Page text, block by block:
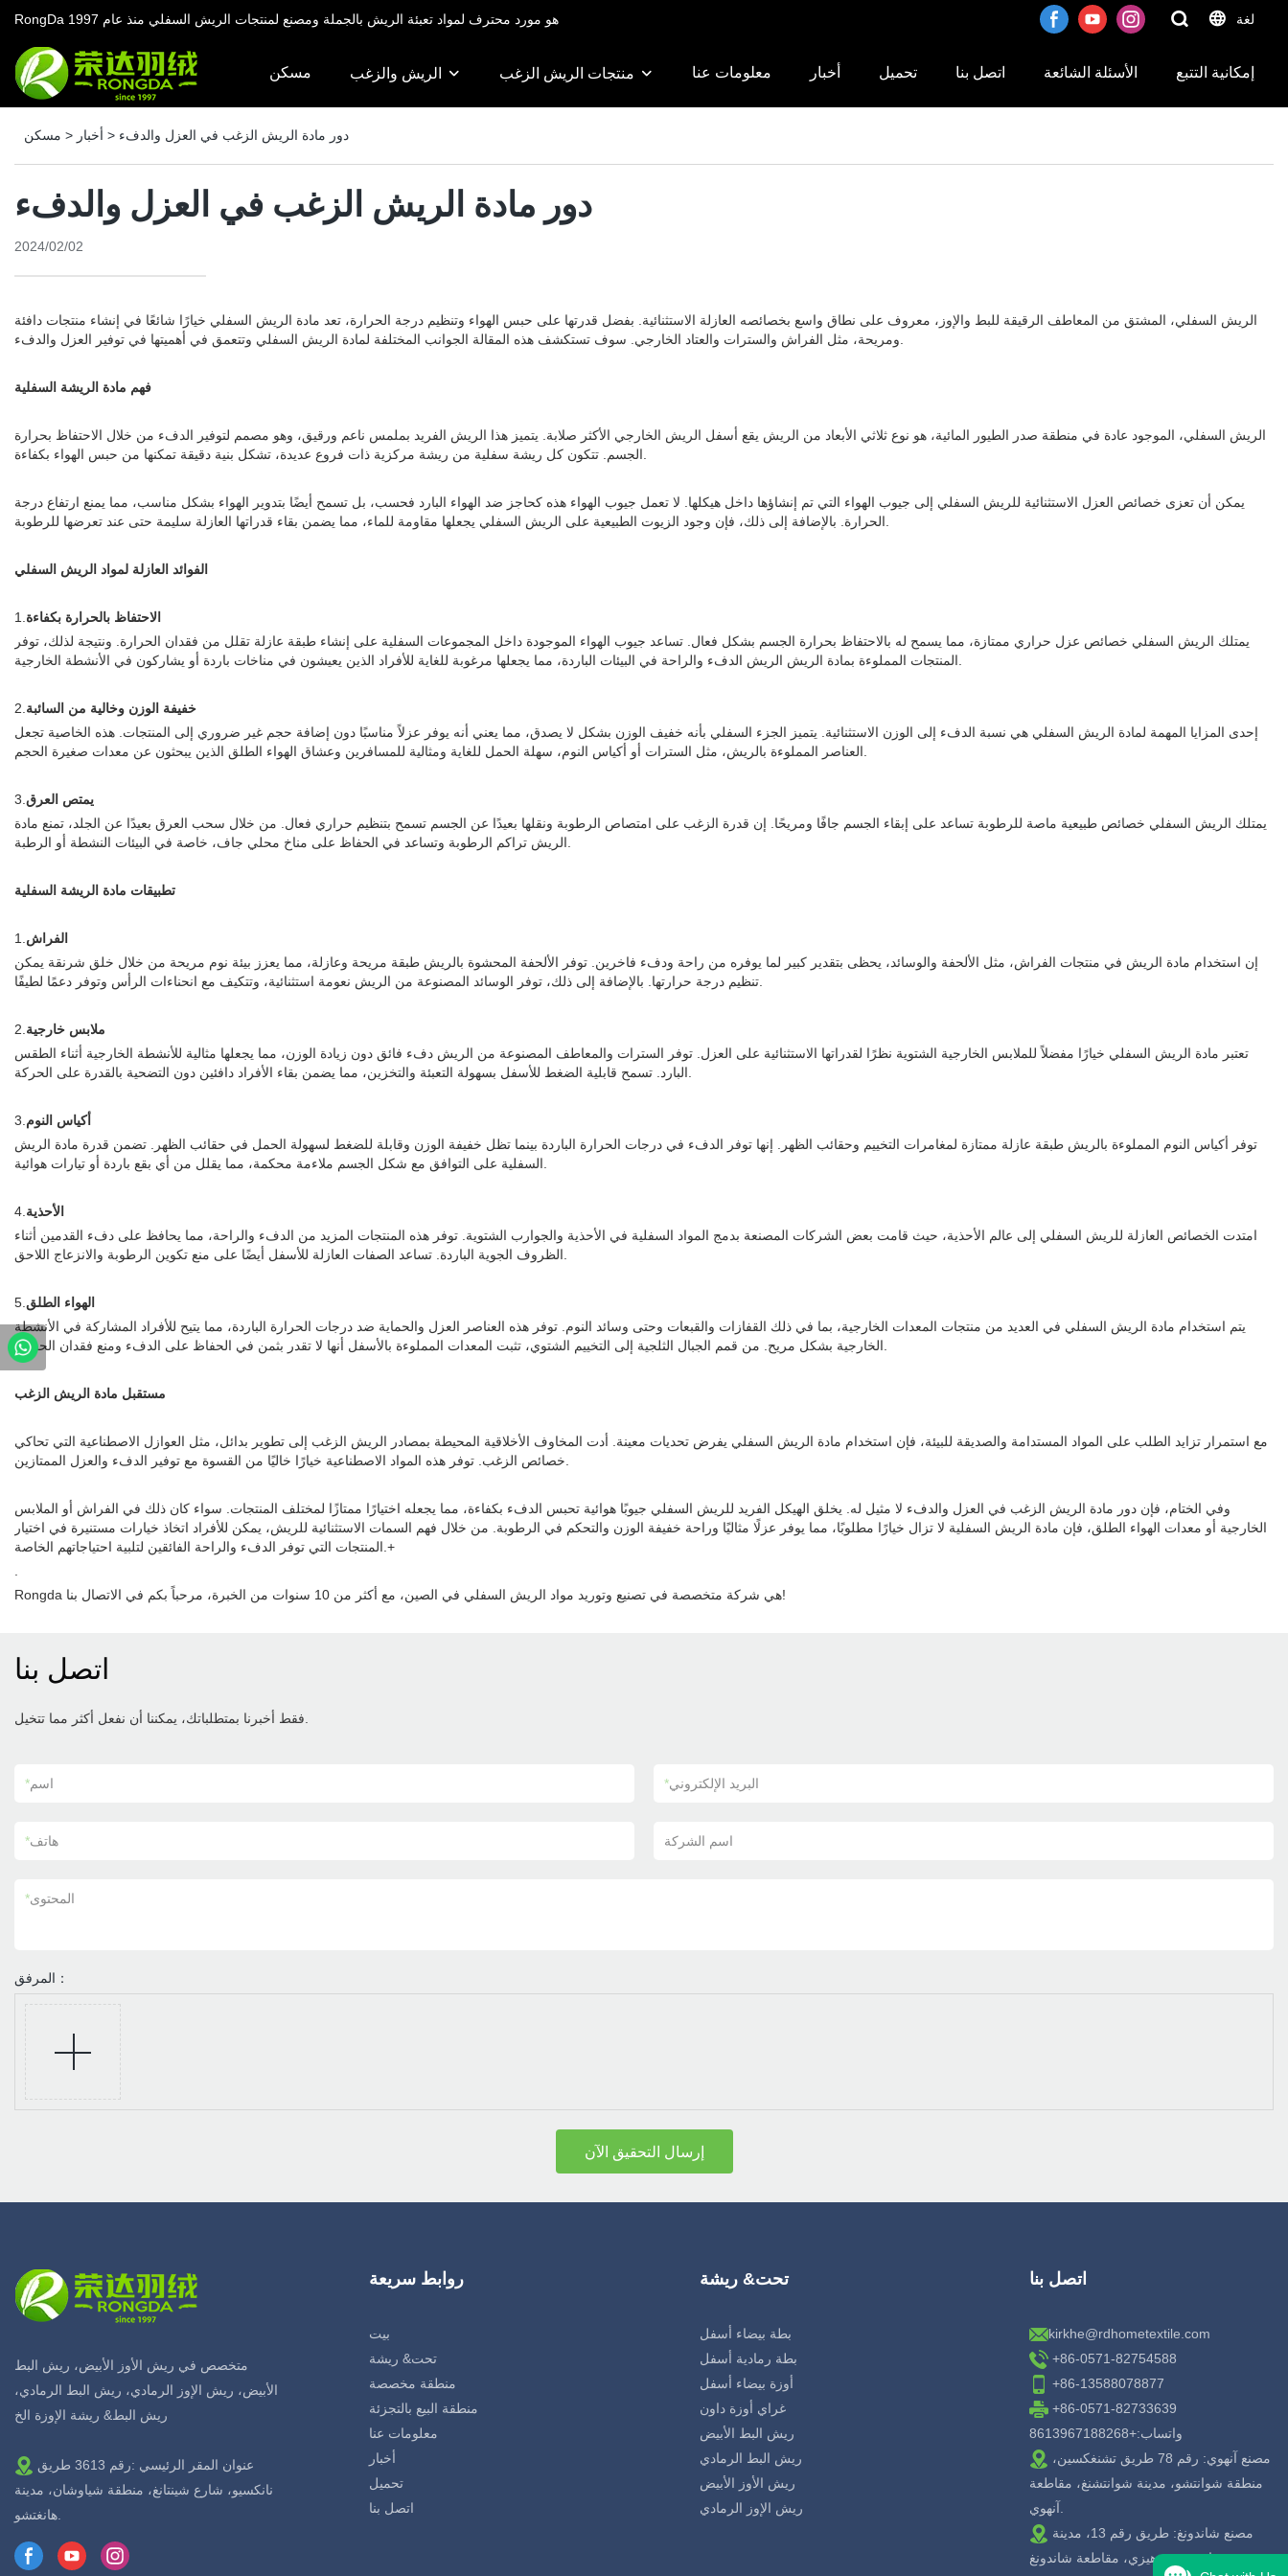
RongDa هو مورد محترف لمواد تعبئة الريش بالجملة ومصنع لمنتجات الريش السفلي منذ عام 1997 لغة
مسكن الريش والزغب منتجات الريش الزغب معلومات عنا أخبار تحميل اتصل بنا الأسئلة الشائعة إمكانية التتبع
مسكن > أخبار > دور مادة الريش الزغب في العزل والدفء
دور مادة الريش الزغب في العزل والدفء
2024/02/02
الريش السفلي، المشتق من المعاطف الرقيقة للبط والإوز، معروف على نطاق واسع بخصائصه العازلة الاستثنائية. بفضل قدرتها على حبس الهواء وتنظيم درجة الحرارة، تعد مادة الريش السفلي خيارًا شائعًا في إنشاء منتجات دافئة
فهم مادة الريشة السفلية
الريش السفلي، الموجود عادة في منطقة صدر الطيور المائية، هو نوع ثلاثي الأبعاد من الريش يقع أسفل الريش الخارجي الأكثر صلابة. يتميز هذا الريش الفريد بملمس ناعم ورقيق، وهو مصمم لتوفير الدفء من خلال الاحتفاظ بحرارة
يمكن أن تعزى خصائص العزل الاستثنائية للريش السفلي إلى جيوب الهواء التي تم إنشاؤها داخل هيكلها. لا تعمل جيوب الهواء هذه كحاجز ضد الهواء البارد فحسب، بل تسمح أيضًا بتدوير الهواء بشكل مناسب، مما يمنع ارتفاع درجة
الفوائد العازلة لمواد الريش السفلي
1. الاحتفاظ بالحرارة بكفاءة
يمتلك الريش السفلي خصائص عزل حراري ممتازة، مما يسمح له بالاحتفاظ بحرارة الجسم بشكل فعال. تساعد جيوب الهواء الموجودة داخل المجموعات السفلية على إنشاء طبقة عازلة تقلل من فقدان الحرارة. ونتيجة لذلك، توفر
2. خفيفة الوزن وخالية من السائبة
إحدى المزايا المهمة لمادة الريش السفلي هي نسبة الدفء إلى الوزن الاستثنائية. يتميز الجزء السفلي بأنه خفيف الوزن بشكل لا يصدق، مما يعني أنه يوفر عزلاً مناسبًا دون إضافة حجم غير ضروري إلى المنتجات. هذه الخاصية تجعل
3. يمتص العرق
يمتلك الريش السفلي خصائص طبيعية ماصة للرطوبة تساعد على إبقاء الجسم جافًا ومريحًا. إن قدرة الزغب على امتصاص الرطوبة ونقلها بعيدًا عن الجسم تسمح بتنظيم حراري فعال. من خلال سحب العرق بعيدًا عن الجلد، تمنع مادة
تطبيقات مادة الريشة السفلية
1. الفراش
إن استخدام مادة الريش في منتجات الفراش، مثل الألحفة والوسائد، يحظى بتقدير كبير لما يوفره من راحة ودفء فاخرين. توفر الألحفة المحشوة بالريش طبقة مريحة وعازلة، مما يعزز بيئة نوم مريحة من خلال خلق شرنقة يمكن
2. ملابس خارجية
تعتبر مادة الريش السفلي خيارًا مفضلاً للملابس الخارجية الشتوية نظرًا لقدراتها الاستثنائية على العزل. توفر السترات والمعاطف المصنوعة من الريش دفء فائق دون زيادة الوزن، مما يجعلها مثالية للأنشطة الخارجية أثناء الطقس
3. أكياس النوم
توفر أكياس النوم المملوءة بالريش طبقة عازلة ممتازة لمغامرات التخييم وحقائب الظهر. إنها توفر الدفء في درجات الحرارة الباردة بينما تظل خفيفة الوزن وقابلة للضغط لسهولة الحمل في حقائب الظهر. تضمن قدرة مادة الريش
4. الأحذية
امتدت الخصائص العازلة للريش السفلي إلى عالم الأحذية، حيث قامت بعض الشركات المصنعة بدمج المواد السفلية في الأحذية والجوارب الشتوية. توفر هذه المنتجات المزيد من الدفء والراحة، مما يحافظ على دفء القدمين أثناء
5. الهواء الطلق
يتم استخدام مادة الريش السفلي في العديد من منتجات المعدات الخارجية، بما في ذلك القفازات والقبعات وحتى وسائد النوم. توفر هذه العناصر العزل والحماية ضد درجات الحرارة الباردة، مما يتيح للأفراد المشاركة في الأنشطة
مستقبل مادة الريش الزغب
مع استمرار تزايد الطلب على المواد المستدامة والصديقة للبيئة، فإن استخدام مادة الريش السفلي يفرض تحديات معينة. أدت المخاوف الأخلاقية المحيطة بمصادر الريش الزغب إلى تطوير بدائل، مثل العوازل الاصطناعية التي تحاكي
وفي الختام، فإن دور مادة الريش الزغب في العزل والدفء لا مثيل له. يخلق الهيكل الفريد للريش السفلي جيوبًا هوائية تحبس الدفء بكفاءة، مما يجعله اختيارًا ممتازًا لمختلف المنتجات. سواء كان ذلك في الفراش أو الملابس
الخارجية أو معدات الهواء الطلق، فإن مادة الريش السفلية لا تزال خيارًا مطلوبًا، مما يوفر عزلًا مثاليًا وراحة خفيفة الوزن والتحكم في الرطوبة. من خلال فهم السمات الاستثنائية للريش، يمكن للأفراد اتخاذ خيارات مستنيرة في اختيار
المنتجات التي توفر الدفء والراحة الفائقين لتلبية احتياجاتهم الخاصة.+
Rongda هي شركة متخصصة في تصنيع وتوريد مواد الريش السفلي في الصين، مع أكثر من 10 سنوات من الخبرة، مرحباً بكم في الاتصال بنا!
اتصل بنا
*اسم *البريد الإلكتروني
*هاتف اسم الشركة
*المحتوى
المرفق：
إرسال التحقيق الآن
متخصص في ريش الأوز الأبيض، ريش البط
الأبيض، ريش الإوز الرمادي، ريش البط الرمادي،
ريش البط& ريشة الإوزة الخ
نانكسيو، شارع شينتانغ، منطقة شياوشان، مدينة
روابط سريعة
بيت
تحت& ريشة
منطقة مخصصة
منطقة البيع بالتجزئة
معلومات عنا
أخبار
تحميل
اتصل بنا
تحت& ريشة
بطة بيضاء أسفل
بطة رمادية أسفل
أوزة بيضاء أسفل
غراي أوزة داون
ريش البط الأبيض
ريش البط الرمادي
ريش الأوز الأبيض
ريش الإوز الرمادي
اتصل بنا
kirkhe@rdhometextile.com
+86-0571-82754588
+86-13588078877
+86-0571-82733639
واتساب:+8613967188268
منطقة شوانتشو، مدينة شوانتشنغ، مقاطعة
خوان، مدينة هيزي، مقاطعة شاندونغ.